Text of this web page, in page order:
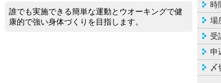
誰でも実施できる簡単な運動とウオーキングで健
康的で強い身体づくりを目指します。
時
場
受
申
〆